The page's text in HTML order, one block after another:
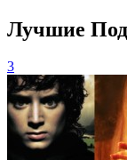
Лучшие
3